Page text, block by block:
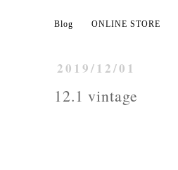
Blog ONLINE STORE
2019/12/01
12.1 vintage